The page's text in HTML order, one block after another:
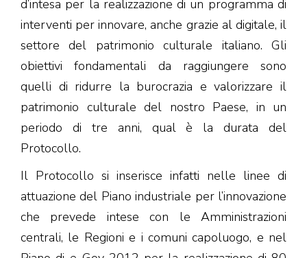
d’intesa per la realizzazione di un programma di
interventi per innovare, anche grazie al digitale, il
settore del patrimonio culturale italiano. Gli
obiettivi fondamentali da raggiungere sono
quelli di ridurre la burocrazia e valorizzare il
patrimonio culturale del nostro Paese, in un
periodo di tre anni, qual è la durata del
Protocollo.
Il Protocollo si inserisce infatti nelle linee di
attuazione del Piano industriale per l’innovazione
che prevede intese con le Amministrazioni
centrali, le Regioni e i comuni capoluogo, e nel